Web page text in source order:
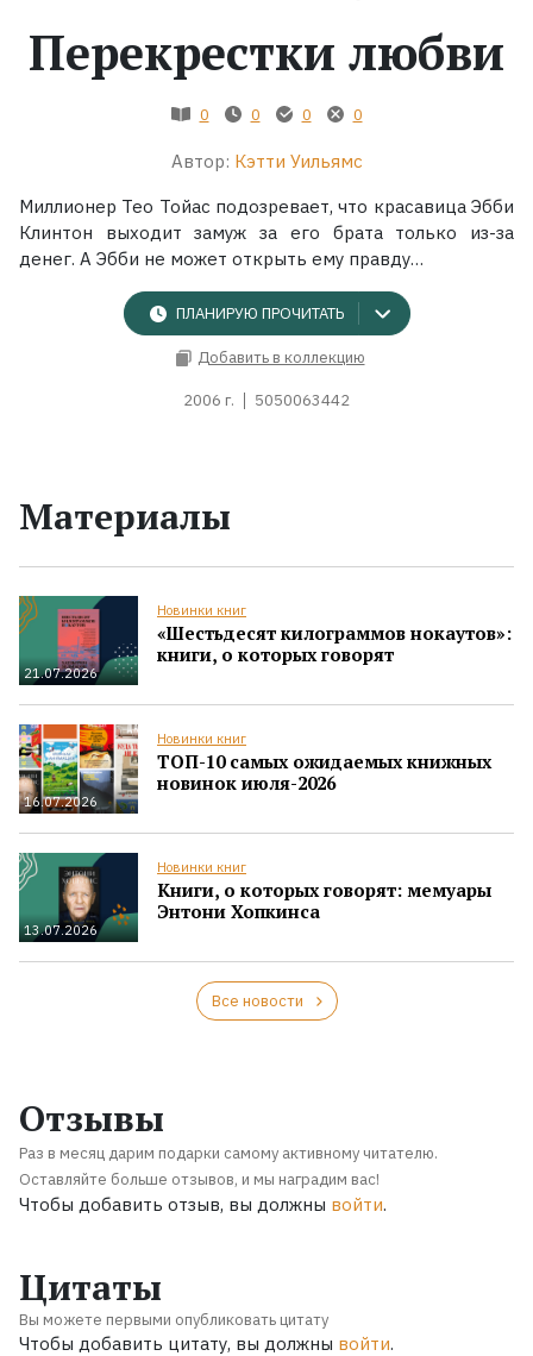
Жанры
Коллекции
Перекрестки любви
0 0 0 0
Автор: Кэтти Уильямс
Миллионер Тео Тойас подозревает, что красавица Эбби
Клинтон выходит замуж за его брата только из-за
денег. А Эбби не может открыть ему правду…
ПЛАНИРУЮ ПРОЧИТАТЬ
Добавить в коллекцию
2006 г. 5050063442
Материалы
21.07.2026
Новинки книг
«Шестьдесят килограммов нокаутов»:
книги, о которых говорят
16.07.2026
Новинки книг
ТОП-10 самых ожидаемых книжных
новинок июля-2026
13.07.2026
Новинки книг
Книги, о которых говорят: мемуары
Энтони Хопкинса
Все новости
Отзывы
Раз в месяц дарим подарки самому активному читателю.
Оставляйте больше отзывов, и мы наградим вас!
Чтобы добавить отзыв, вы должны войти.
Цитаты
Вы можете первыми опубликовать цитату
Чтобы добавить цитату, вы должны войти.